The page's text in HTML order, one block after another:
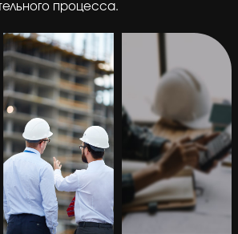
процесса.